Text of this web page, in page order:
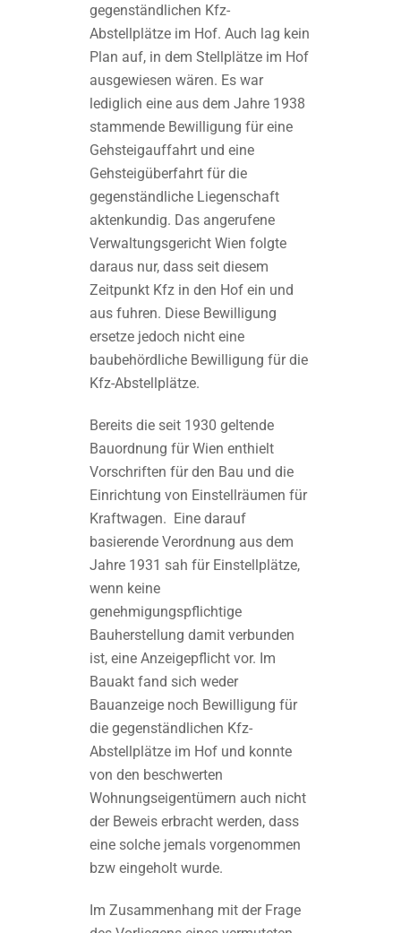
gegenständlichen Kfz-
Abstellplätze im Hof. Auch lag kein
Plan auf, in dem Stellplätze im Hof
ausgewiesen wären. Es war
lediglich eine aus dem Jahre 1938
stammende Bewilligung für eine
Gehsteigauffahrt und eine
Gehsteigüberfahrt für die
gegenständliche Liegenschaft
aktenkundig. Das angerufene
Verwaltungsgericht Wien folgte
daraus nur, dass seit diesem
Zeitpunkt Kfz in den Hof ein und
aus fuhren. Diese Bewilligung
ersetze jedoch nicht eine
baubehördliche Bewilligung für die
Kfz-Abstellplätze.
Bereits die seit 1930 geltende
Bauordnung für Wien enthielt
Vorschriften für den Bau und die
Einrichtung von Einstellräumen für
Kraftwagen. Eine darauf
basierende Verordnung aus dem
Jahre 1931 sah für Einstellplätze,
wenn keine
genehmigungspflichtige
Bauherstellung damit verbunden
ist, eine Anzeigepflicht vor. Im
Bauakt fand sich weder
Bauanzeige noch Bewilligung für
die gegenständlichen Kfz-
Abstellplätze im Hof und konnte
von den beschwerten
Wohnungseigentümern auch nicht
der Beweis erbracht werden, dass
eine solche jemals vorgenommen
bzw eingeholt wurde.
Im Zusammenhang mit der Frage